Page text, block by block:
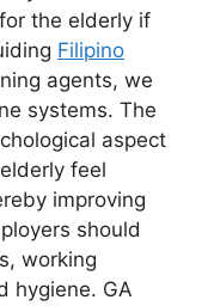
the elderly if
Filipino
agents, we
systems. The
aspect
feel
improving
should
working
hygiene. GA